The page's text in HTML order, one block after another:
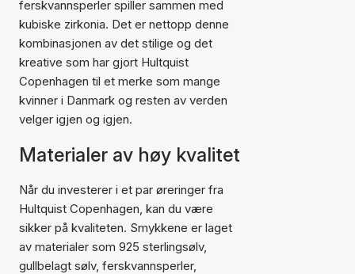
ferskvannsperler spiller sammen med
kubiske zirkonia. Det er nettopp denne
kombinasjonen av det stilige og det
kreative som har gjort Hultquist
Copenhagen til et merke som mange
kvinner i Danmark og resten av verden
velger igjen og igjen.
Materialer av høy kvalitet
Når du investerer i et par øreringer fra
Hultquist Copenhagen, kan du være
sikker på kvaliteten. Smykkene er laget
av materialer som 925 sterlingsølv,
gullbelagt sølv, ferskvannsperler,